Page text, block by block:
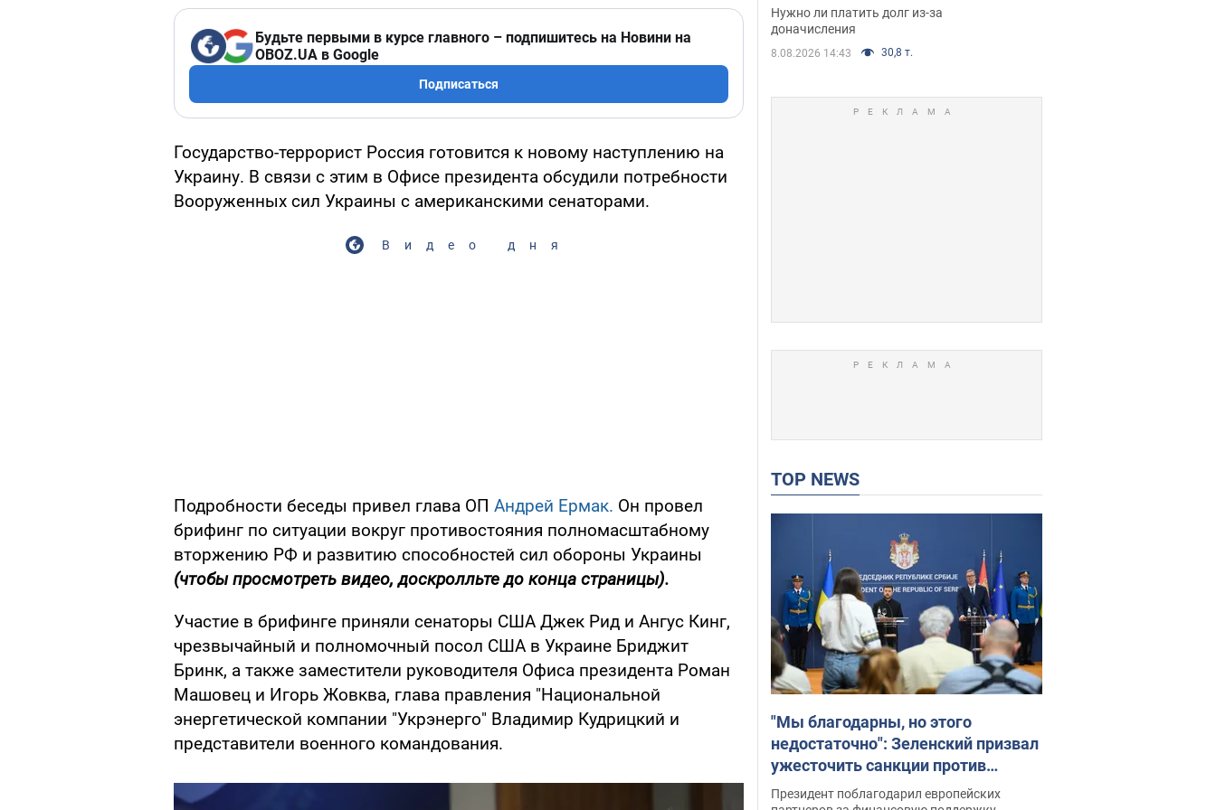
Будьте первыми в курсе главного – подпишитесь на Новини на
OBOZ.UA в Google
Подписаться
Государство-террорист Россия готовится к новому наступлению на
Украину. В связи с этим в Офисе президента обсудили потребности
Вооруженных сил Украины с американскими сенаторами.
Видео дня
Подробности беседы привел глава ОП Андрей Ермак. Он провел
брифинг по ситуации вокруг противостояния полномасштабному
вторжению РФ и развитию способностей сил обороны Украины
(чтобы просмотреть видео, доскролльте до конца страницы).
Участие в брифинге приняли сенаторы США Джек Рид и Ангус Кинг,
чрезвычайный и полномочный посол США в Украине Бриджит
Бринк, а также заместители руководителя Офиса президента Роман
Машовец и Игорь Жовква, глава правления "Национальной
энергетической компании "Укрэнерго" Владимир Кудрицкий и
представители военного командования.
судья вынес
неожиданное решение
Нужно ли платить долг из-за
доначисления
8.08.2026 14:43 30,8 т.
TOP NEWS
"Мы благодарны, но этого
недостаточно": Зеленский призвал
ужесточить санкции против
России
Президент поблагодарил европейских